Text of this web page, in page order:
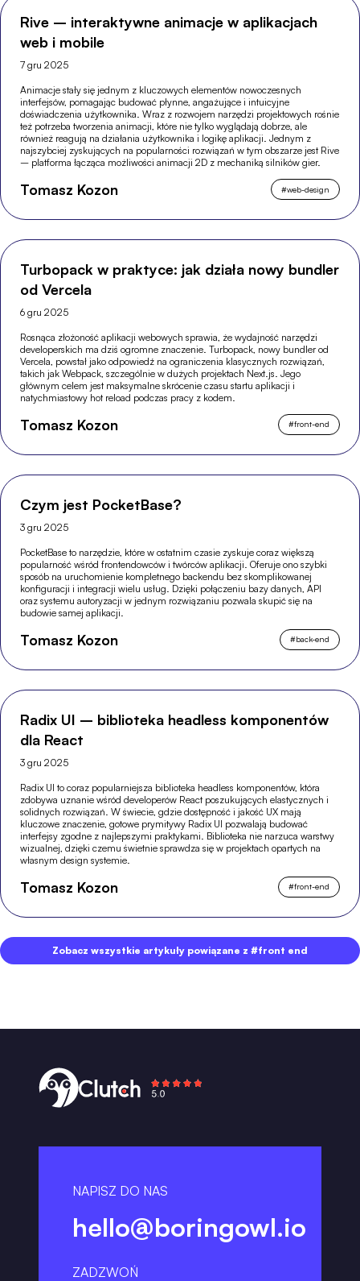
Rive – interaktywne animacje w aplikacjach
web i mobile
7 gru 2025
Animacje stały się jednym z kluczowych elementów nowoczesnych
interfejsów, pomagając budować płynne, angażujące i intuicyjne
doświadczenia użytkownika. Wraz z rozwojem narzędzi projektowych rośnie
też potrzeba tworzenia animacji, które nie tylko wyglądają dobrze, ale
również reagują na działania użytkownika i logikę aplikacji. Jednym z
najszybciej zyskujących na popularności rozwiązań w tym obszarze jest Rive
– platforma łącząca możliwości animacji 2D z mechaniką silników gier.
Tomasz Kozon #web-design
Turbopack w praktyce: jak działa nowy bundler
od Vercela
6 gru 2025
Rosnąca złożoność aplikacji webowych sprawia, że wydajność narzędzi
developerskich ma dziś ogromne znaczenie. Turbopack, nowy bundler od
Vercela, powstał jako odpowiedź na ograniczenia klasycznych rozwiązań,
takich jak Webpack, szczególnie w dużych projektach Next.js. Jego
głównym celem jest maksymalne skrócenie czasu startu aplikacji i
natychmiastowy hot reload podczas pracy z kodem.
Tomasz Kozon #front-end
Czym jest PocketBase?
3 gru 2025
PocketBase to narzędzie, które w ostatnim czasie zyskuje coraz większą
popularność wśród frontendowców i twórców aplikacji. Oferuje ono szybki
sposób na uruchomienie kompletnego backendu bez skomplikowanej
konfiguracji i integracji wielu usług. Dzięki połączeniu bazy danych, API
oraz systemu autoryzacji w jednym rozwiązaniu pozwala skupić się na
budowie samej aplikacji.
Tomasz Kozon #back-end
Radix UI – biblioteka headless komponentów
dla React
3 gru 2025
Radix UI to coraz popularniejsza biblioteka headless komponentów, która
zdobywa uznanie wśród developerów React poszukujących elastycznych i
solidnych rozwiązań. W świecie, gdzie dostępność i jakość UX mają
kluczowe znaczenie, gotowe prymitywy Radix UI pozwalają budować
interfejsy zgodne z najlepszymi praktykami. Biblioteka nie narzuca warstwy
wizualnej, dzięki czemu świetnie sprawdza się w projektach opartych na
własnym design systemie.
Tomasz Kozon #front-end
Zobacz wszystkie artykuły powiązane z #front end
NAPISZ DO NAS
hello@boringowl.io
ZADZWOŃ